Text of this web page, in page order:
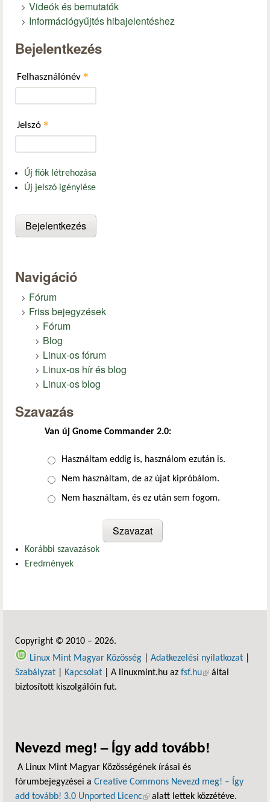
Videók és bemutatók
Információgyűjtés hibajelentéshez
Bejelentkezés
Felhasználónév *
Jelszó *
Új fiók létrehozása
Új jelszó igénylése
Navigáció
Fórum
Friss bejegyzések
Fórum
Blog
Linux-os fórum
Linux-os hír és blog
Linux-os blog
Szavazás
Van új Gnome Commander 2.0:
Választások
Használtam eddig is, használom ezután is.
Nem használtam, de az újat kipróbálom.
Nem használtam, és ez után sem fogom.
Korábbi szavazások
Eredmények
Copyright © 2010 – 2026.
Linux Mint Magyar Közösség
Adatkezelési nyilatkozat
Szabályzat
Kapcsolat | A linuxmint.hu az fsf.hu(külső hivatkozás)
által
biztosított kiszolgálóin fut.
Nevezd meg! – Így add tovább!
A Linux Mint Magyar Közösségének írásai és
fórumbejegyzései a Creative Commons Nevezd meg! – Így
add tovább! 3.0 Unported Licenc(külső hivatkozás)
alatt lettek közzétéve.